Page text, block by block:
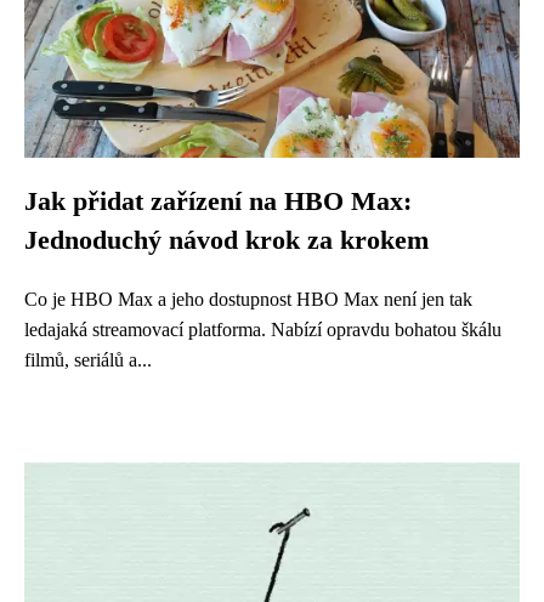
Jak přidat zařízení na HBO Max:
Jednoduchý návod krok za krokem
Co je HBO Max a jeho dostupnost HBO Max není jen tak
ledajaká streamovací platforma. Nabízí opravdu bohatou škálu
filmů, seriálů a...